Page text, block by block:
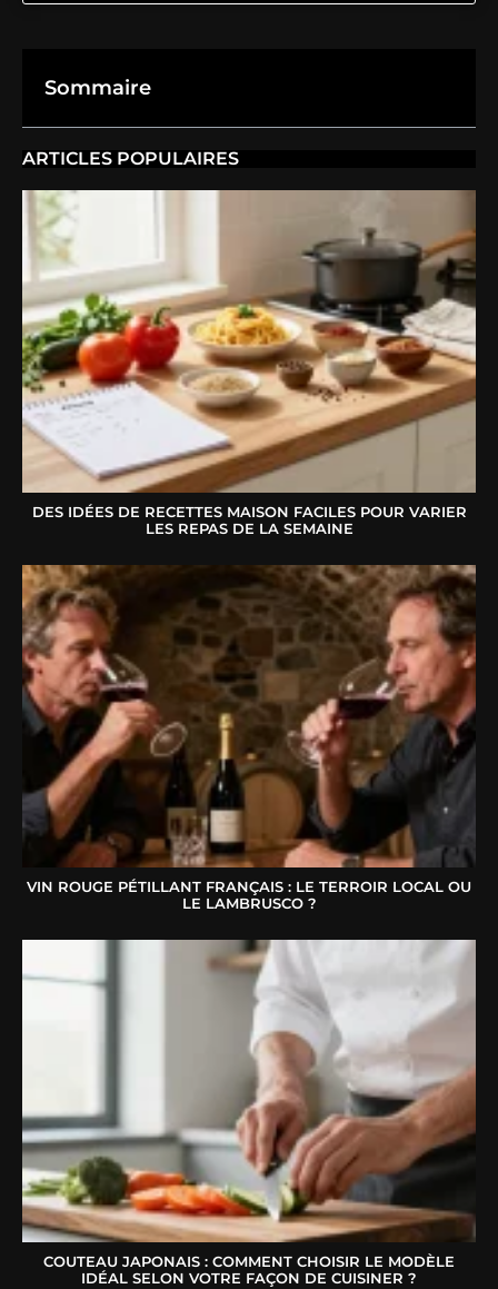
Sommaire
ARTICLES POPULAIRES
DES IDÉES DE RECETTES MAISON FACILES POUR VARIER
LES REPAS DE LA SEMAINE
VIN ROUGE PÉTILLANT FRANÇAIS : LE TERROIR LOCAL OU
LE LAMBRUSCO ?
COUTEAU JAPONAIS : COMMENT CHOISIR LE MODÈLE
IDÉAL SELON VOTRE FAÇON DE CUISINER ?